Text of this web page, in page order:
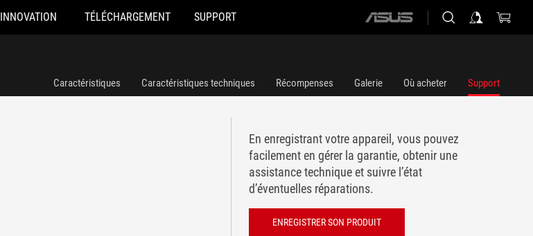
INNOVATION TÉLÉCHARGEMENT SUPPORT
ASUS
Caractéristiques Caractéristiques techniques Récompenses Galerie Où acheter Support
En enregistrant votre appareil, vous pouvez
facilement en gérer la garantie, obtenir une
assistance technique et suivre l’état
d’éventuelles réparations.
ENREGISTRER SON PRODUIT